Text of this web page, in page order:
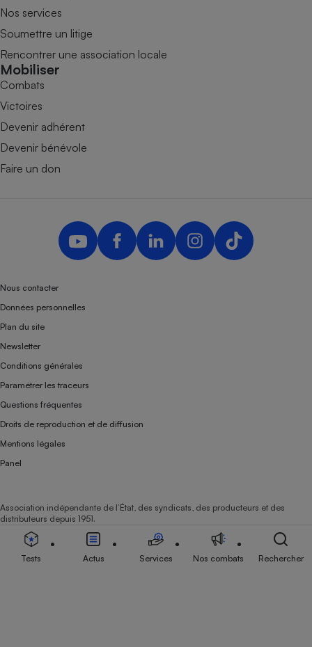
Nos services
Soumettre un litige
Rencontrer une association locale
Mobiliser
Combats
Victoires
Devenir adhérent
Devenir bénévole
Faire un don
Nous contacter
Données personnelles
Plan du site
Newsletter
Conditions générales
Paramétrer les traceurs
Questions fréquentes
Droits de reproduction et de diffusion
Mentions légales
Panel
Association indépendante de l’État, des syndicats, des producteurs et des
distributeurs depuis 1951.
Tests Actus Services Nos combats Rechercher